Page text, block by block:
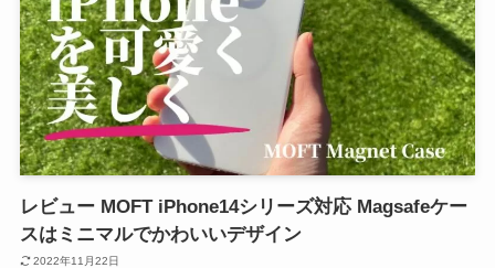
レビュー MOFT iPhone14シリーズ対応 Magsafeケー
スはミニマルでかわいいデザイン
2022年11月22日